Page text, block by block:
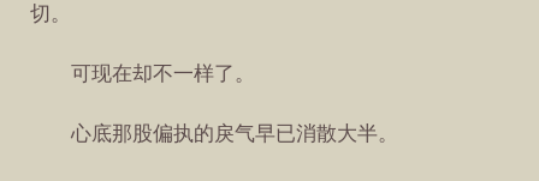
切。
可现在却不一样了。
心底那股偏执的戾气早已消散大半。